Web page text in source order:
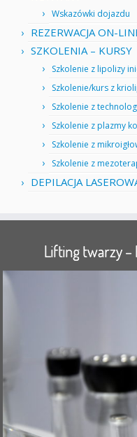
Wskazówki dojazdu
REZERWACJA ON-
SZKOLENIA – KURSY
Szkolenie z lipolizy
Szkolenie/kurs z
Szkolenie z
Szkolenie z plazmy
Szkolenie z
Szkolenie z
DEPILACJA
Lifting twarzy –